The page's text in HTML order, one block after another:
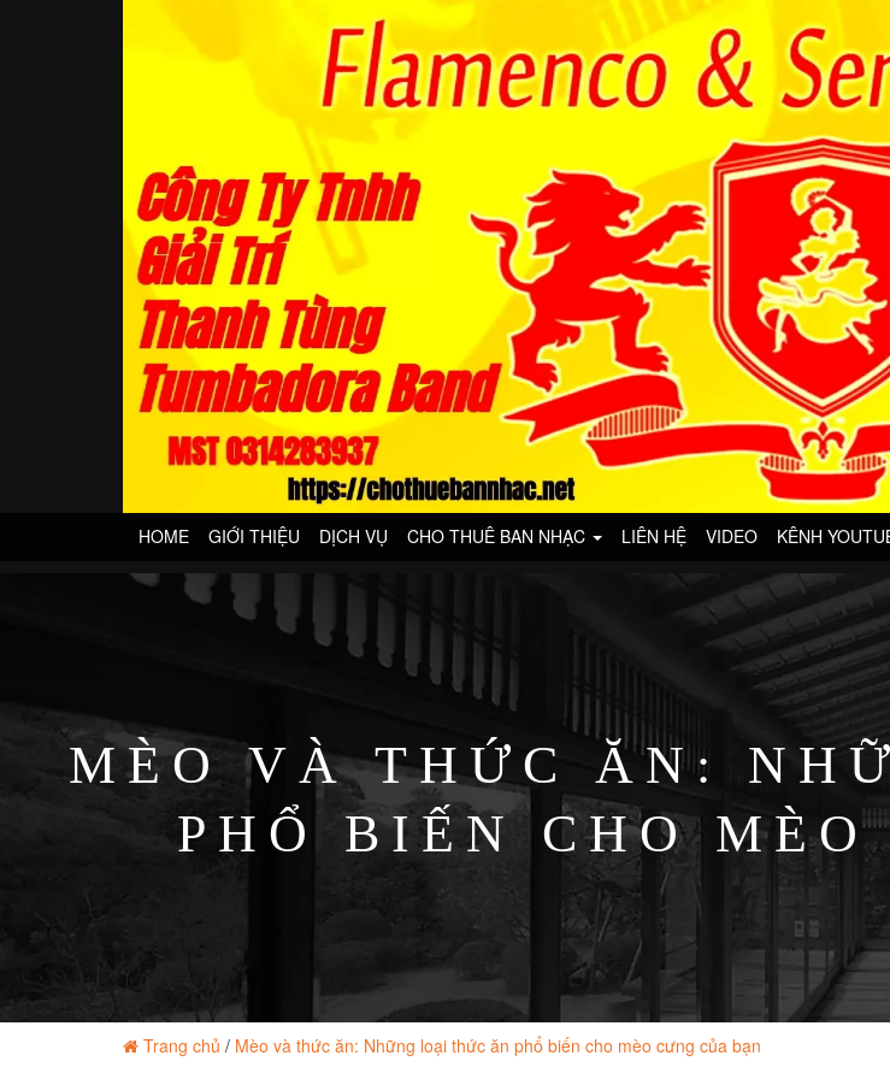
HOME GIỚI THIỆU DỊCH VỤ CHO THUÊ BAN NHẠC LIÊN HỆ VIDEO KÊNH
MÈO VÀ THỨC ĂN:
PHỔ BIẾN CHO
Trang chủ / Mèo và thức ăn: Những loại thức ăn phổ biến cho mèo cưng của bạn